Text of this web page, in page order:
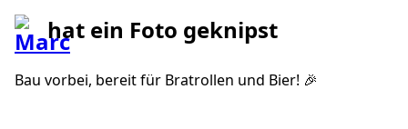
hat ein Foto geknipst
Bau vorbei, bereit für Bratrollen und Bier! 🎉